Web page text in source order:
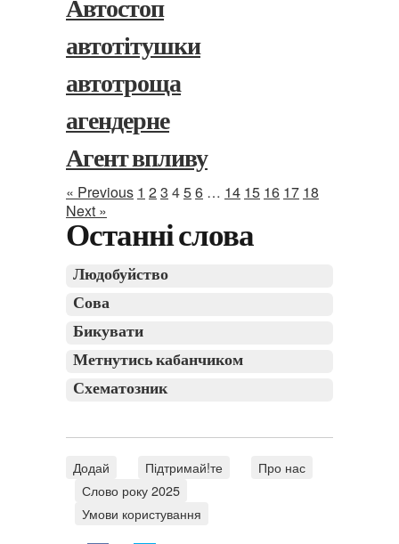
Автостоп
автотітушки
автотроща
агендерне
Агент впливу
« Previous 1 23 456 … 14 15 16 17 18
Next »
Останні слова
Людобуйство
Сова
Бикувати
Метнутись кабанчиком
Схематозник
Додай Підтримай!те
Про нас
Слово року 2025
Умови користування